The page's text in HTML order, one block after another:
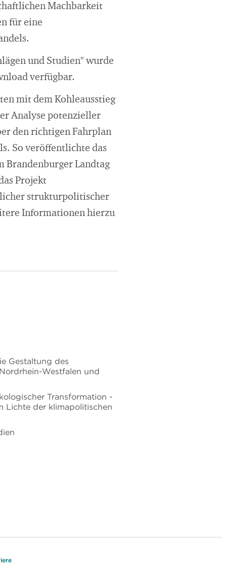
Machbarkeit
für eine
und Studien" wurde
verfügbar.
mit dem Kohleausstieg
Analyse potenzieller
den richtigen Fahrplan
So veröffentlichte das
Brandenburger Landtag
Projekt
strukturpolitischer
Informationen hierzu
Gestaltung des
Westfalen und
Transformation -
Lichte der klimapolitischen